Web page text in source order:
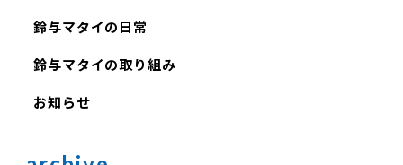
鈴与マタイの日常
鈴与マタイの取り組み
お知らせ